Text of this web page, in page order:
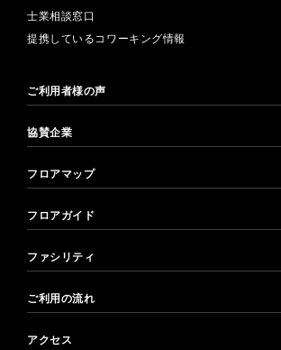
士業相談窓口
提携しているコワーキング情報
ご利用者様の声
協賛企業
フロアマップ
フロアガイド
ファシリティ
ご利用の流れ
アクセス